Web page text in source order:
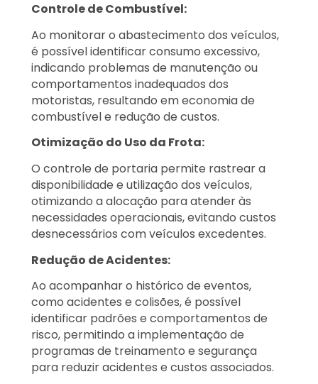
Controle de Combustível:
Ao monitorar o abastecimento dos veículos,
é possível identificar consumo excessivo,
indicando problemas de manutenção ou
comportamentos inadequados dos
motoristas, resultando em economia de
combustível e redução de custos.
Otimização do Uso da Frota:
O controle de portaria permite rastrear a
disponibilidade e utilização dos veículos,
otimizando a alocação para atender às
necessidades operacionais, evitando custos
desnecessários com veículos excedentes.
Redução de Acidentes:
Ao acompanhar o histórico de eventos,
como acidentes e colisões, é possível
identificar padrões e comportamentos de
risco, permitindo a implementação de
programas de treinamento e segurança
para reduzir acidentes e custos associados.